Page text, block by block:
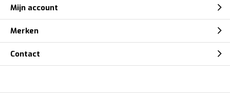
Mijn account
Merken
Contact